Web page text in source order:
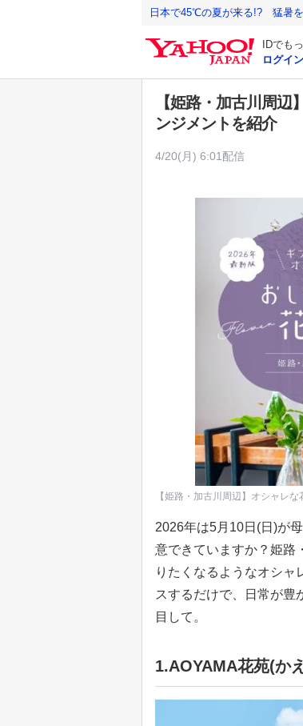
日本で45℃の夏が来る!? 猛暑
IDでも
ログイン
【姫路・加古川周
ンジメントを紹介
4/20(月) 6:01配信
【姫路・加古川周辺】オシャレ
2026年は5月10日(日)が
意できていますか？姫路
りたくなるようなオシャ
スするだけで、日常が豊
目して。
1.AOYAMA花苑(か